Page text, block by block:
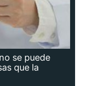
se puede
que la